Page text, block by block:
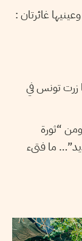
غائرتان :
زرت تونس في
“ثورة
ما فتىء